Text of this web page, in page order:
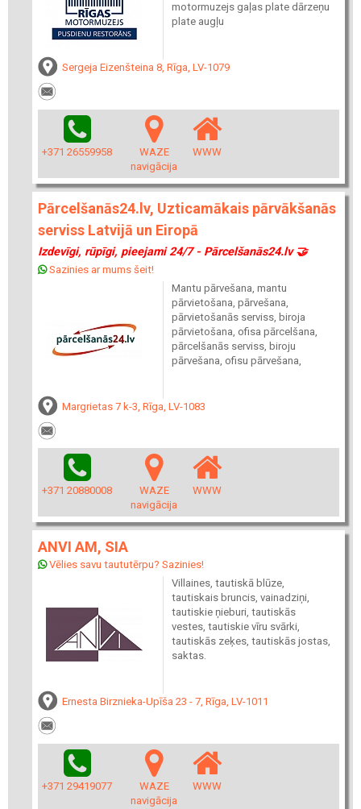
motormuzejs gaļas plate dārzeņu
plate augļu
Sergeja Eizenšteina 8, Rīga, LV-1079
+371 26559958
WAZE
navigācija
WWW
Pārcelšanās24.lv, Uzticamākais pārvākšanās
serviss Latvijā un Eiropā
Izdevīgi, rūpīgi, pieejami 24/7 - Pārcelšanās24.lv 🤝
Sazinies ar mums šeit!
Mantu pārvešana, mantu
pārvietošana, pārvešana,
pārvietošanās serviss, biroja
pārvietošana, ofisa pārcelšana,
pārcelšanās serviss, biroju
pārvešana, ofisu pārvešana,
Margrietas 7 k-3, Rīga, LV-1083
+371 20880008
WAZE
navigācija
WWW
ANVI AM, SIA
Vēlies savu taututērpu? Sazinies!
Villaines, tautiskā blūze,
tautiskais bruncis, vainadziņi,
tautiskie ņieburi, tautiskās
vestes, tautiskie vīru svārki,
tautiskās zeķes, tautiskās jostas,
saktas.
Ernesta Birznieka-Upīša 23 - 7, Rīga, LV-1011
+371 29419077
WAZE
navigācija
WWW